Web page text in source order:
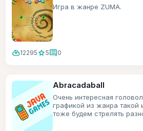
Игра в жанре ZUMA.
cloud_download12295 star5comment0
Abracadaball
Очень интересная
графикой из жанра такой
тоже будем стрелять